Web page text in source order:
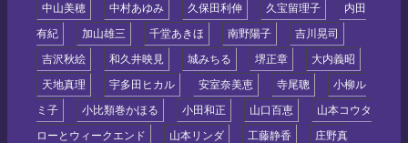
中山美穂
中村あゆみ 久保田利伸 久宝留理子
内田
有紀
加山雄三 千堂あきほ 南野陽子
吉川晃司
吉沢秋絵
和久井映見 城みちる 堺正章
大内義昭
天地真理
宇多田ヒカル 安室奈美恵 寺尾聰
小柳ル
ミ子
小比類巻かほる 小田和正 山口百恵
山本コウタ
ローとウィークエンド
山本リンダ 工藤静香
庄野真